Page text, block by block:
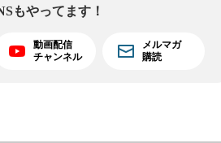
もやってます！
動画配信
チャンネル
メルマガ
購読